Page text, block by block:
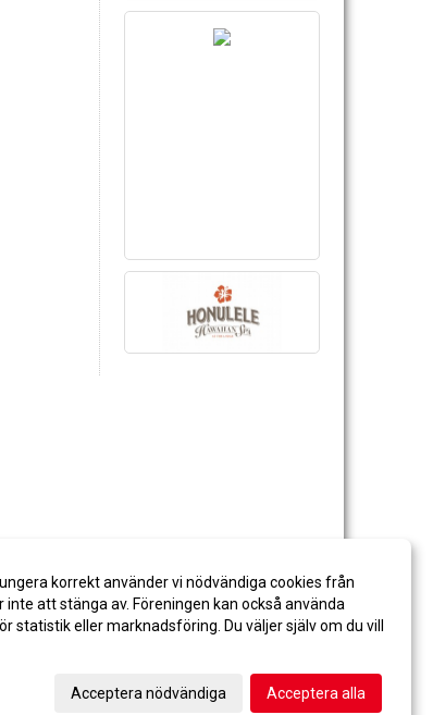
korrekt använder vi nödvändiga cookies från
inte att stänga av. Föreningen kan också använda
statistik eller marknadsföring. Du väljer själv om du vill
Acceptera nödvändiga Acceptera alla